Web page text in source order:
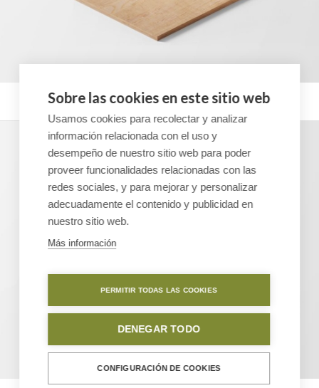
Classic Single Entry #2
Sobre las cookies en este sitio web
Usamos cookies para recolectar y analizar
información relacionada con el uso y
desempeño de nuestro sitio web para poder
proveer funcionalidades relacionadas con las
redes sociales, y para mejorar y personalizar
adecuadamente el contenido y publicidad en
nuestro sitio web.
Más información
PERMITIR TODAS LAS COOKIES
DENEGAR TODO
CONFIGURACIÓN DE COOKIES